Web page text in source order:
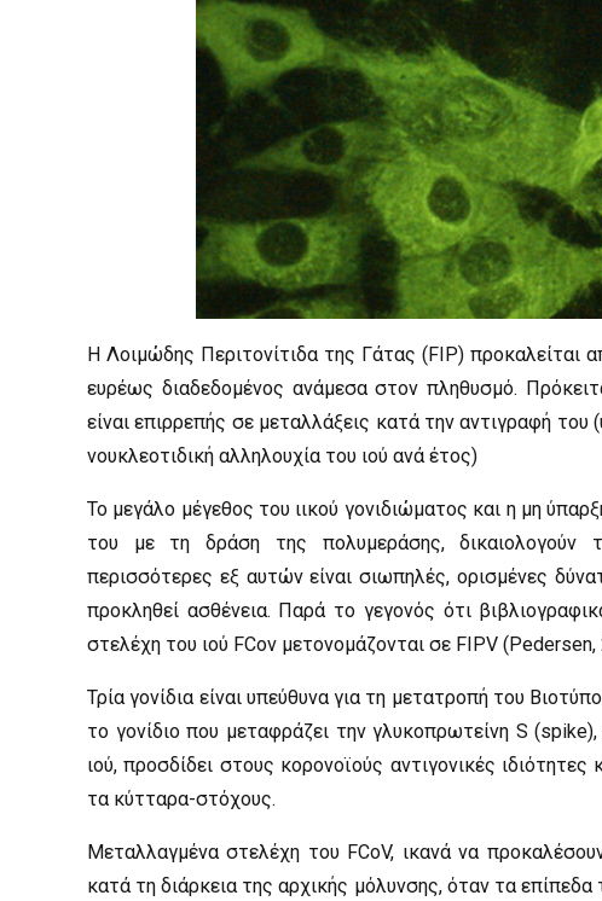
Η Λοιμώδης Περιτονίτιδα της Γάτας (FIP) προκαλείται
ευρέως διαδεδομένος ανάμεσα στον πληθυσμό.
είναι επιρρεπής σε μεταλλάξεις κατά την αντιγραφή
νουκλεοτιδική αλληλουχία του ιού ανά έτος)
Το μεγάλο μέγεθος του ιικού γονιδιώματος και η μη
του με τη δράση της πολυμεράσης, δικαιολογούν
περισσότερες εξ αυτών είναι σιωπηλές, ορισμένες
προκληθεί ασθένεια. Παρά το γεγονός ότι
στελέχη του ιού FCον μετονομάζονται σε FIPV
Τρία γονίδια είναι υπεύθυνα για τη μετατροπή του
το γονίδιο που μεταφράζει την γλυκοπρωτείνη S
ιού, προσδίδει στους κορονοϊούς αντιγονικές
τα κύτταρα-στόχους.
Μεταλλαγμένα στελέχη του FCoV, ικανά να
κατά τη διάρκεια της αρχικής μόλυνσης, όταν τα